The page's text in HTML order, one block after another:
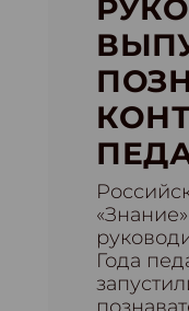
Года